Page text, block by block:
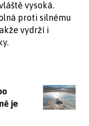
vysoká.
proti silnému
vydrží i
necelých
je